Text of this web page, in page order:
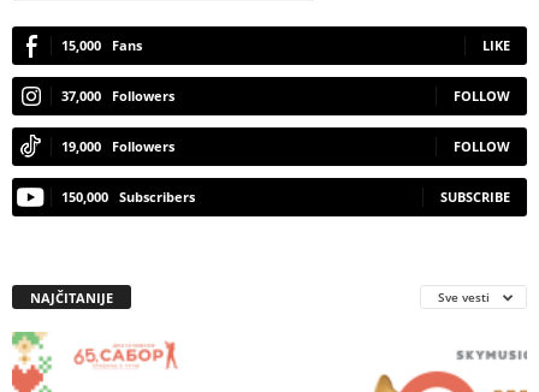
15,000 Fans LIKE
37,000 Followers FOLLOW
19,000 Followers FOLLOW
150,000 Subscribers SUBSCRIBE
NAJČITANIJE Sve vesti